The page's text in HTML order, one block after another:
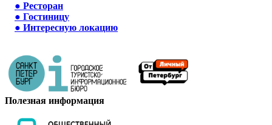
● Ресторан
● Гостиницу
● Интересную локацию
Полезная информация